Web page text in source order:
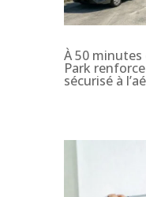
À 50 minutes
Park
sécurisé à